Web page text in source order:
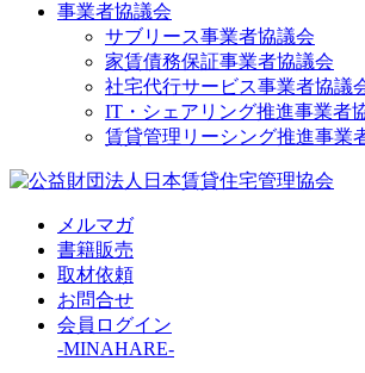
事業者協議会
サブリース事業者協議会
家賃債務保証事業者協議会
社宅代行サービス事業者協議
IT・シェアリング推進事業者
賃貸管理リーシング推進事業
メルマガ
書籍販売
取材依頼
お問合せ
会員ログイン
-MINAHARE-